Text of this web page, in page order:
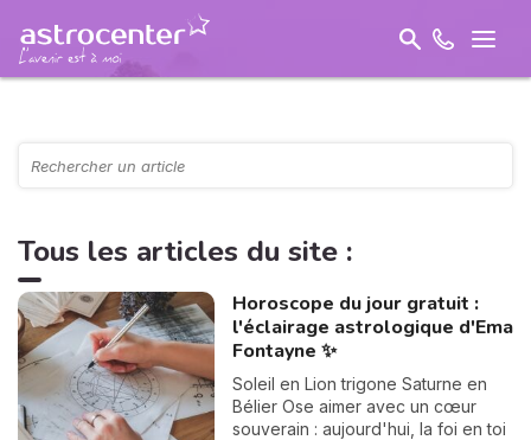
Tous les articles du site :
Horoscope du jour gratuit :
l'éclairage astrologique d'Ema
Fontayne ✨
Soleil en Lion trigone Saturne en
Bélier Ose aimer avec un cœur
souverain : aujourd'hui, la foi en toi